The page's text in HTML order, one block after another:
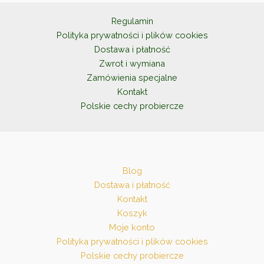
na
stronie
produktu
Regulamin
Polityka prywatności i plików cookies
Dostawa i płatność
Zwrot i wymiana
Zamówienia specjalne
Kontakt
Polskie cechy probiercze
Blog
Dostawa i płatność
Kontakt
Koszyk
Moje konto
Polityka prywatności i plików cookies
Polskie cechy probiercze